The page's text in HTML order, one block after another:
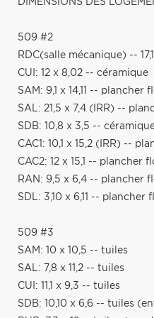
DIMENSIONS DES
509 #2
RDC(salle mécanique) --
CUI: 12 x 8,02 -- céramique
SAM: 9,1 x 14,11 -- plancher
SAL: 21,5 x 7,4 (IRR) --
SDB: 10,8 x 3,5 --
CAC1: 10,1 x 15,2 (IRR) --
CAC2: 12 x 15,1 -- plancher
RAN: 9,5 x 6,4 -- plancher
SDL: 3,10 x 6,11 -- plancher
509 #3
SAM: 10 x 10,5 -- tuiles
SAL: 7,8 x 11,2 -- tuiles
CUI: 11,1 x 9,3 -- tuiles
SDB: 10,10 x 6,6 -- tuiles